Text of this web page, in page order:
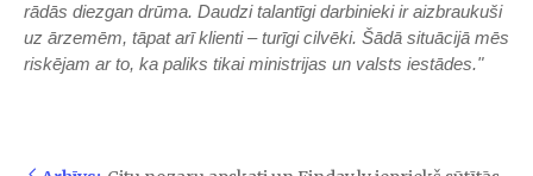
rādās diezgan drūma. Daudzi talantīgi darbinieki ir aizbraukuši
uz ārzemēm, tāpat arī klienti – turīgi cilvēki. Šādā situācijā mēs
riskējam ar to, ka paliks tikai ministrijas un valsts iestādes."